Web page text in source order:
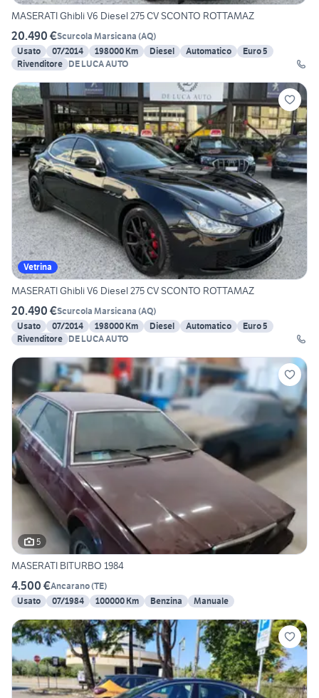
MASERATI Ghibli V6 Diesel 275 CV SCONTO ROTTAMAZ
20.490 €Scurcola Marsicana (AQ)
Usato
07/2014 198000 Km Diesel Automatico
Euro 5
Rivenditore DE LUCA AUTO
Vetrina
MASERATI Ghibli V6 Diesel 275 CV SCONTO ROTTAMAZ
20.490 €Scurcola Marsicana (AQ)
Usato
07/2014 198000 Km Diesel Automatico
Euro 5
Rivenditore DE LUCA AUTO
5
MASERATI BITURBO 1984
4.500 €Ancarano(TE)
Usato
07/1984 100000 Km Benzina Manuale